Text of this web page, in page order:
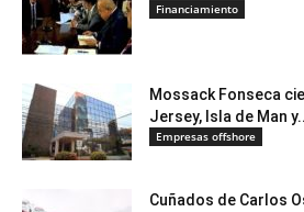
Financiamiento
Mossack Fonseca
Jersey, Isla de Man
Empresas offshore
Cuñados de Carlos